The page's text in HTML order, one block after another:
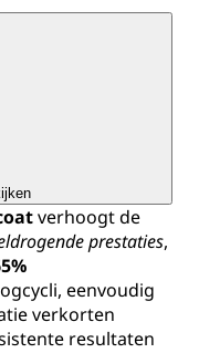
verhoogt de
prestaties,
eenvoudig
verkorten
resultaten